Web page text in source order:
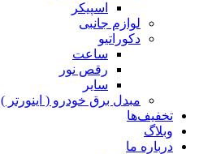
اسپیکر
لوازم جانبی
دکوراتیو
ساعت
رقص نور
سایر
مبدل برق خودرو ( اینورتر )
تخفیف‌ها
وبلاگ
درباره ما